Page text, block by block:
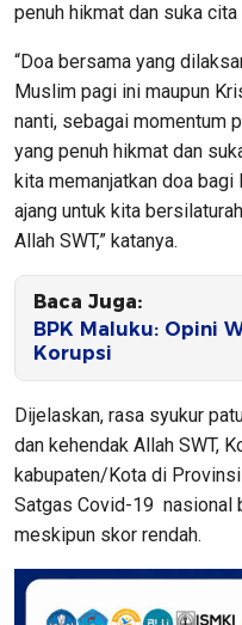
penuh hikmat dan suka
“Doa bersama yang
Muslim pagi ini maupun
nanti, sebagai momentum
yang penuh hikmat dan
kita memanjatkan doa
ajang untuk kita
Allah SWT,” katanya.
Baca Juga:
BPK Maluku: Opini
Korupsi
Dijelaskan, rasa syukur
dan kehendak Allah SWT,
kabupaten/Kota di
Satgas Covid-19 nasional
meskipun skor rendah.